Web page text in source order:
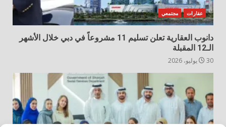
عقارات مجتمعي
دانوب العقارية تعلن تسليم 11 مشروعاً في دبي خلال الأشهر
الـ12 المقبلة
30 يوليو، 2026